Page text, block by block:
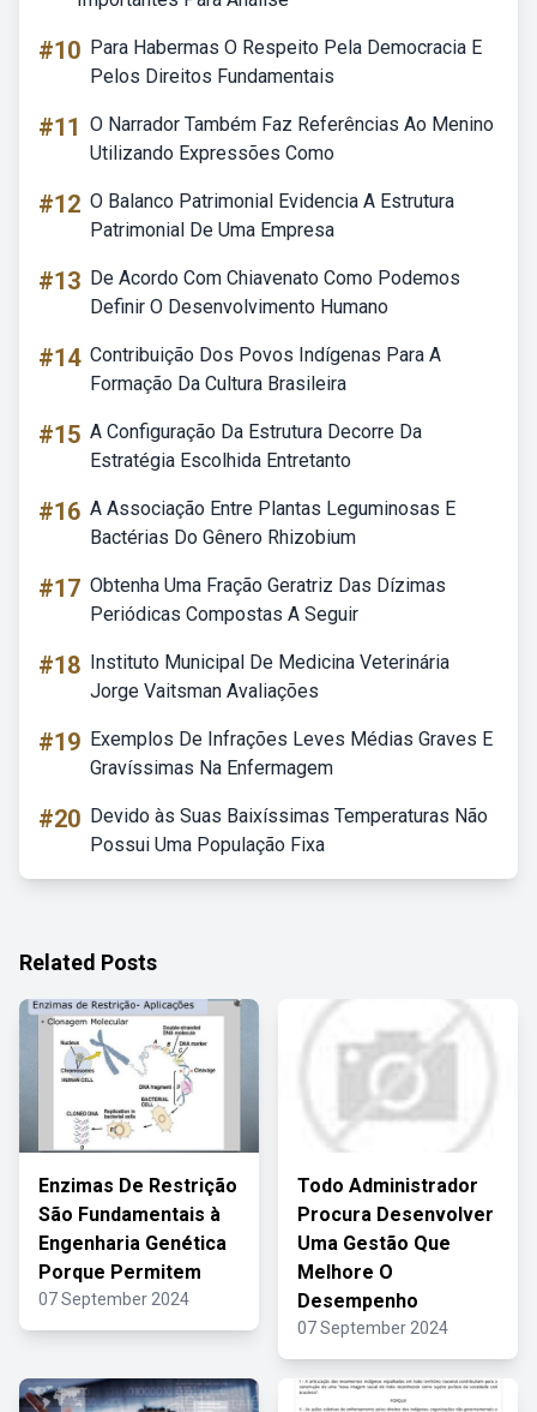
#10 Para Habermas O Respeito Pela Democracia E
Pelos Direitos Fundamentais
#11 O Narrador Também Faz Referências Ao Menino
Utilizando Expressões Como
#12 O Balanco Patrimonial Evidencia A Estrutura
Patrimonial De Uma Empresa
#13 De Acordo Com Chiavenato Como Podemos
Definir O Desenvolvimento Humano
#14 Contribuição Dos Povos Indígenas Para A
Formação Da Cultura Brasileira
#15 A Configuração Da Estrutura Decorre Da
Estratégia Escolhida Entretanto
#16 A Associação Entre Plantas Leguminosas E
Bactérias Do Gênero Rhizobium
#17 Obtenha Uma Fração Geratriz Das Dízimas
Periódicas Compostas A Seguir
#18 Instituto Municipal De Medicina Veterinária
Jorge Vaitsman Avaliações
#19 Exemplos De Infrações Leves Médias Graves E
Gravíssimas Na Enfermagem
#20 Devido às Suas Baixíssimas Temperaturas Não
Possui Uma População Fixa
Related Posts
Enzimas De Restrição
São Fundamentais à
Engenharia Genética
Porque Permitem
07 September 2024
Todo Administrador
Procura Desenvolver
Uma Gestão Que
Melhore O
Desempenho
07 September 2024